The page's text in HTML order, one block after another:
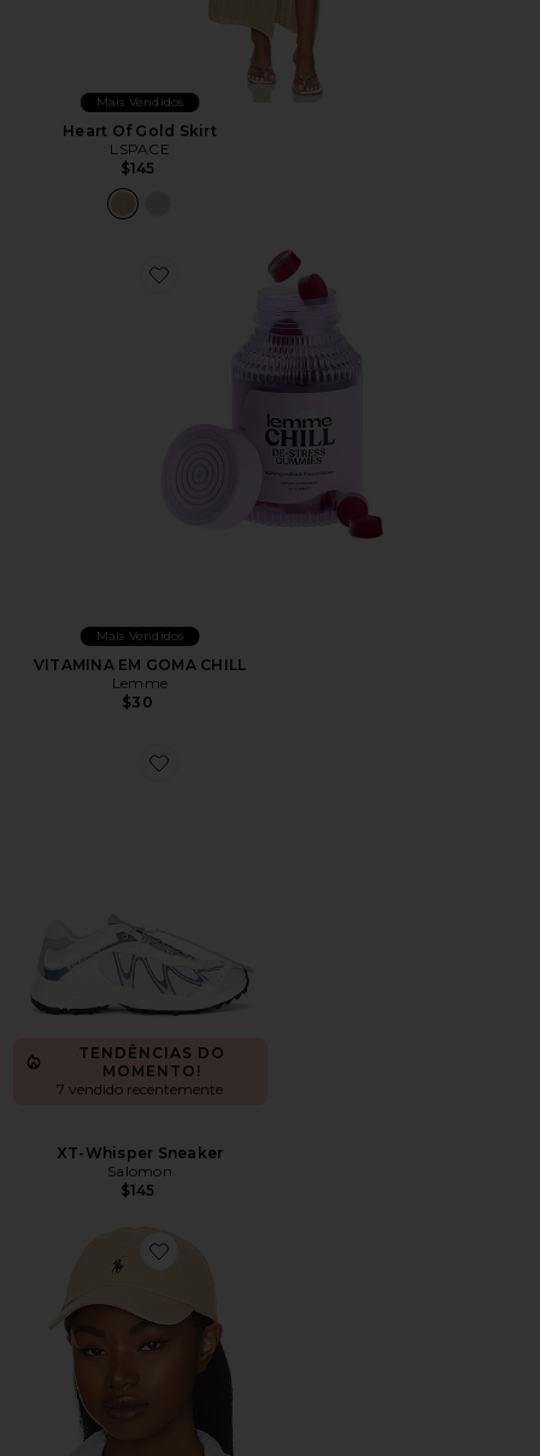
Mais Vendidos
Heart Of Gold Skirt
LSPACE
$145
Favorite VITAMINA EM GOMA CHILL
Mais Vendidos
VITAMINA EM GOMA CHILL
Lemme
$30
Favorite XT-Whisper Sneaker
TENDÊNCIAS DO
MOMENTO!
7 vendido recentemente
XT-Whisper Sneaker
Salomon
$145
Favorite Chino Cap